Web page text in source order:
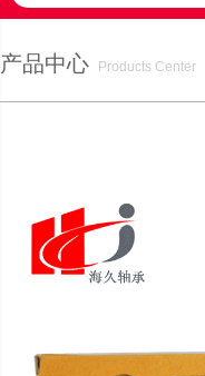
产品中心
Products Center